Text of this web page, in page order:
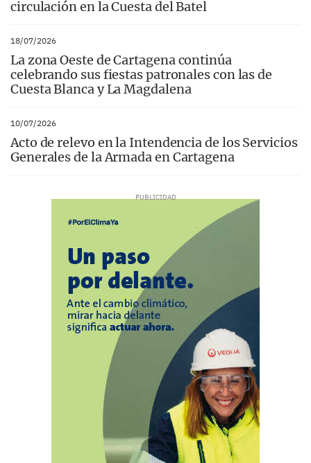
circulación en la Cuesta del Batel
18/07/2026
La zona Oeste de Cartagena continúa
celebrando sus fiestas patronales con las de
Cuesta Blanca y La Magdalena
10/07/2026
Acto de relevo en la Intendencia de los Servicios
Generales de la Armada en Cartagena